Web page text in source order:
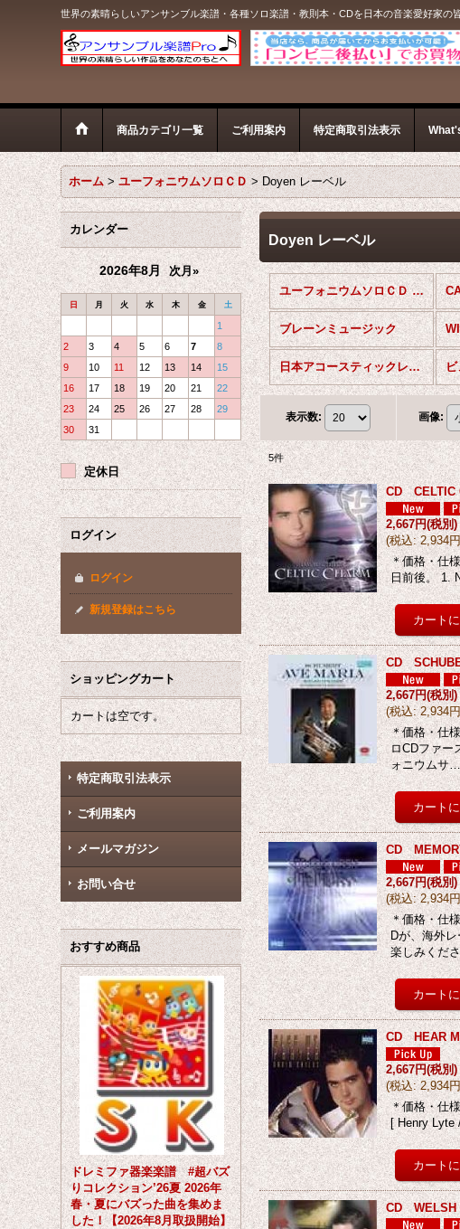
世界の素晴らしいアンサンブル楽譜・各種ソロ楽譜・教則本・CDを日本の音楽愛好家の
商品カテゴリ一覧 ご利用案内 特定商取引法表示
ホーム > ユーフォニウムソロＣＤ > Doyen レーベル
カレンダー
2026年8月 次月»
日 月 火 水 木 金 土
1
2
3 4 5 6 7
8
9
10 11 12 13 14
15
16
17 18 19 20 21
22
23
24 25 26 27 28
29
30
31
定休日
ログイン
ログイン
新規登録はこちら
ショッピングカート
カートは空です。
特定商取引法表示
ご利用案内
メールマガジン
お問い合せ
おすすめ商品
ドレミファ器楽楽譜 #超バズ
りコレクション’26夏 2026年
春・夏にバズった曲を集めま
した！【2026年8月取扱開始】
Doyen レーベル
ユーフォニウムソロＣＤ (全商品)
ブレーンミュージック
日本アコースティックレコーズ
表示数: 画像:
5件
CD CELTIC
2,667円(税別)
(税込: 2,934
＊価格・仕
日前後。 1.
CD
2,667円(税別)
(税込: 2,934
＊価格・仕
ロCDファー
ォニウムサ
CD
2,667円(税別)
(税込: 2,934
＊価格・仕
Dが、海外
楽しみくだ
CD HEAR
2,667円(税別)
(税込: 2,934
＊価格・仕
[ Henry Lyte
CD WELSH